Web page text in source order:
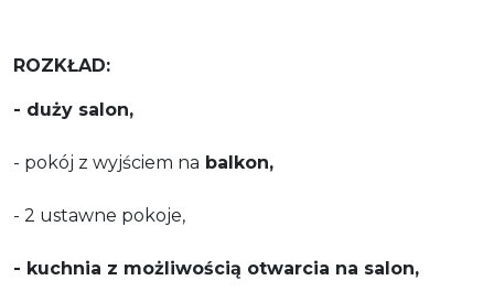
ROZKŁAD:
- duży salon,
- pokój z wyjściem na balkon,
- 2 ustawne pokoje,
- kuchnia z możliwością otwarcia na salon,